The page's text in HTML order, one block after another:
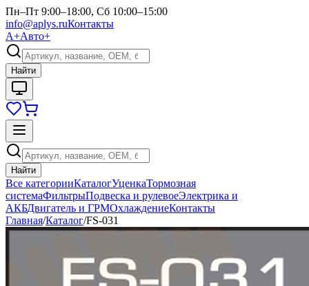
Пн–Пт 9:00–18:00, Сб 10:00–15:00
info@aplys.ruКонтакты
А+Авто+
Найти
Найти
Все категорииКаталогУценкаТормозная
системаФильтрыПодвеска и рулевоеЭлектрика и
АКБДвигатель и ГРМОхлаждениеКонтакты
Главная/Каталог/FS-031